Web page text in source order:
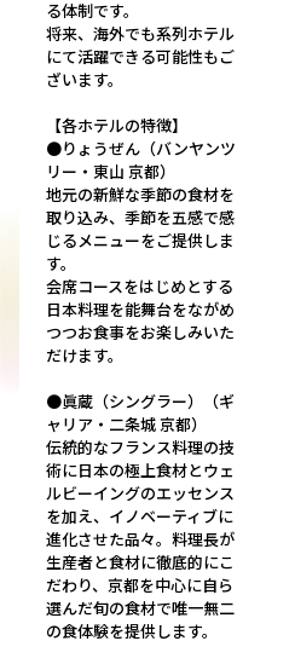
る体制です。
将来、海外でも系列ホテル
にて活躍できる可能性もご
ざいます。
【各ホテルの特徴】
●りょうぜん（バンヤンツ
リー・東山 京都）
地元の新鮮な季節の食材を
取り込み、季節を五感で感
じるメニューをご提供しま
す。
会席コースをはじめとする
日本料理を能舞台をながめ
つつお食事をお楽しみいた
だけます。
●眞蔵（シングラー）（ギ
ャリア・二条城 京都）
伝統的なフランス料理の技
術に日本の極上食材とウェ
ルビーイングのエッセンス
を加え、イノベーティブに
進化させた品々。料理長が
生産者と食材に徹底的にこ
だわり、京都を中心に自ら
選んだ旬の食材で唯一無二
の食体験を提供します。